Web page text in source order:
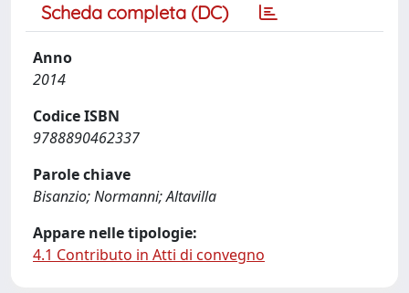
Scheda completa (DC)
Anno
2014
Codice ISBN
9788890462337
Parole chiave
Bisanzio; Normanni; Altavilla
Appare nelle tipologie:
4.1 Contributo in Atti di convegno